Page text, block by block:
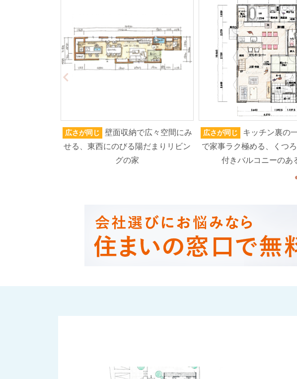
広さが同じ
壁面収納で広々空間にみ
せる、東西にのびる陽だまりリビン
グの家
広さが同じ
キッチン裏の
で家事ラク極める、くつ
付きバルコニーのあ